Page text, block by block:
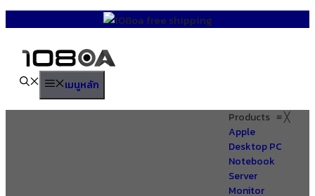
content
เมนูหลัก
Products ≡╳
Apple
Desktop PC
Notebook
Server
Monitor